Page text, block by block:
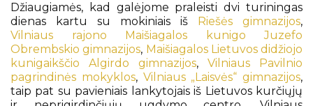
Džiaugiamės, kad galėjome praleisti dvi turiningas
dienas kartu su mokiniais iš
Riešės gimnazijos,
Vilniaus rajono Maišiagalos kunigo Juzefo
Obrembskio gimnazijos, Maišiagalos Lietuvos didžiojo
kunigaikščio Algirdo gimnazijos, Vilniaus Pavilnio
pagrindinės mokyklos, Vilniaus „Laisvės“ gimnazijos,
taip pat su pavieniais lankytojais iš Lietuvos kurčiųjų